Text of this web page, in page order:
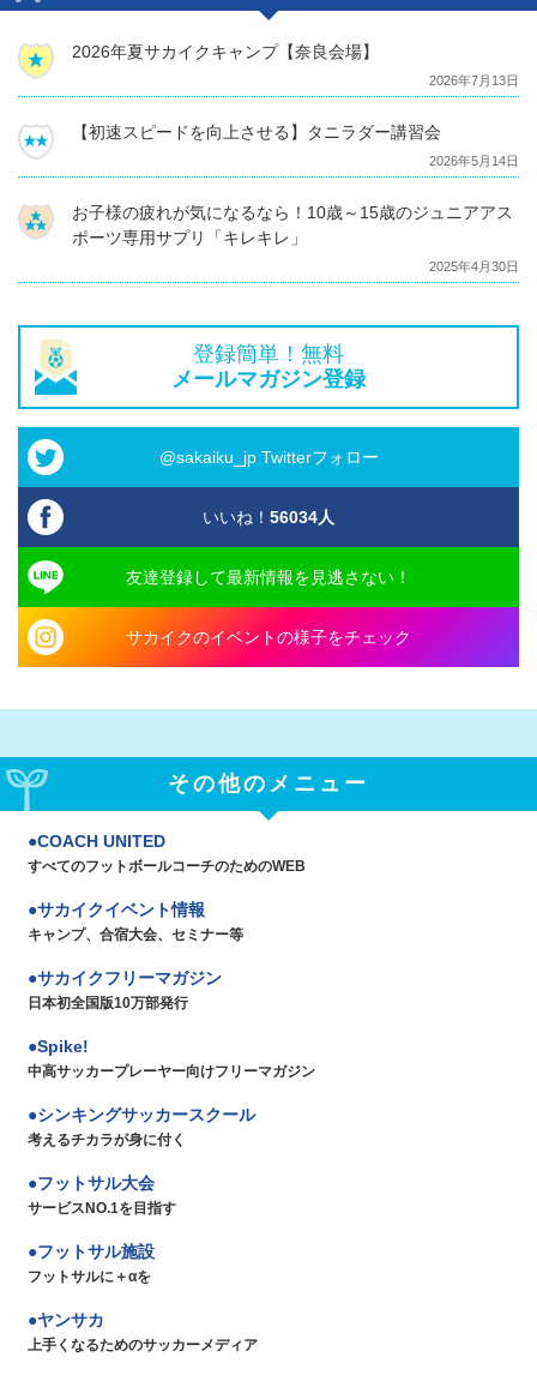
2026年夏サカイクキャンプ【奈良会場】
2026年7月13日
【初速スピードを向上させる】タニラダー講習会
2026年5月14日
お子様の疲れが気になるなら！10歳～15歳のジュニアアス
ポーツ専用サプリ「キレキレ」
2025年4月30日
登録簡単！無料
メールマガジン登録
@sakaiku_jp Twitterフォロー
いいね！ 56034人
友達登録して最新情報を見逃さない！
サカイクのイベントの様子をチェック
その他のメニュー
COACH UNITED
すべてのフットボールコーチのためのWEB
サカイクイベント情報
キャンプ、合宿大会、セミナー等
サカイクフリーマガジン
日本初全国版10万部発行
Spike!
中高サッカープレーヤー向けフリーマガジン
シンキングサッカースクール
考えるチカラが身に付く
フットサル大会
サービスNO.1を目指す
フットサル施設
フットサルに＋αを
ヤンサカ
上手くなるためのサッカーメディア